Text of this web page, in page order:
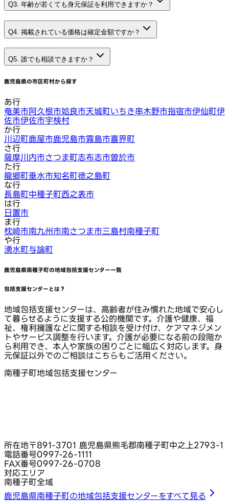
Q3. 年齢が若くても身元保証を利用できますか？
Q4. 掲載されている価格は確定金額ですか？
Q5. 誰でも相談できますか？
鹿児島県の市区町村から探す
あ行
奄美市阿久根市姶良市天城町いちき串木野市指宿市伊仙町伊
佐市伊佐市宇検村
か行
川辺町鹿屋市鹿児島市霧島市喜界町
さ行
薩摩川内市さつま町志布志市曽於市
た行
龍郷町垂水市知名町徳之島町
な行
長島町中種子町西之表市
は行
日置市
ま行
枕崎市南九州市南さつま市三島村南種子町
や行
湧水町与論町
鹿児島県南種子町の地域包括支援センター一覧
包括支援センターとは？
地域包括支援センターは、高齢者が住み慣れた地域で安心し
て暮らせるように支援する公的機関です。介護や健康、福
祉、権利擁護などに関する相談を受け付け、ケアマネジメン
トやサービス調整を行います。介護が必要になる前の段階か
ら利用でき、本人や家族の困りごとに幅広く対応します。身
元保証以外でのご相談はこちらもご活用ください。
南種子町地域包括支援センター
所在地〒891-3701 鹿児島県熊毛郡南種子町中之上2793-1
電話番号0997-26-1111
FAX番号0997-26-0708
対応エリア
南種子町全域
鹿児島県南種子町の地域包括支援センターをすべて見る